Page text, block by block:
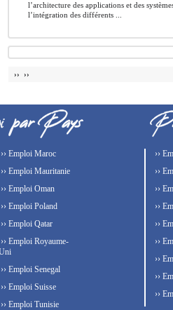
l’architecture des applications et des
l’intégration des différents ...
›› ››
›› Emploi Maroc
›› Emploi Mauritanie
›› Emploi Oman
›› Emploi Poland
›› Emploi Qatar
›› Emploi Royaume-
›› Emploi Senegal
›› Emploi Suisse
›› Emploi Tunisie
››
››
››
››
››
››
››
››
››